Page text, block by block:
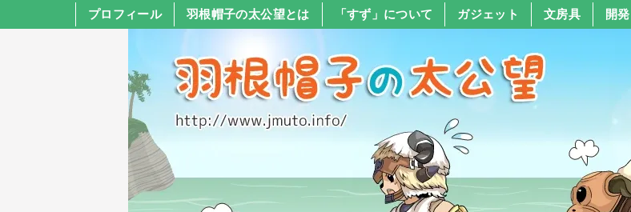
プロフィール 羽根帽子の太公望とは 「すず」について ガジェット 文房具 開発